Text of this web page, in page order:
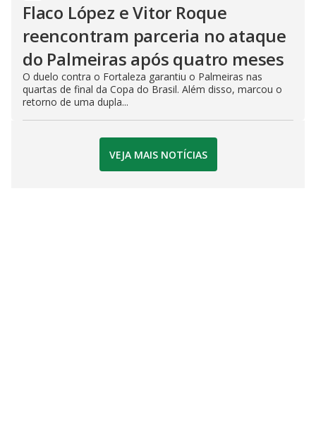
Flaco López e Vitor Roque
reencontram parceria no ataque
do Palmeiras após quatro meses
O duelo contra o Fortaleza garantiu o Palmeiras nas
quartas de final da Copa do Brasil. Além disso, marcou o
retorno de uma dupla...
VEJA MAIS NOTÍCIAS